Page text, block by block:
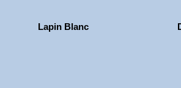
Lapin Blanc